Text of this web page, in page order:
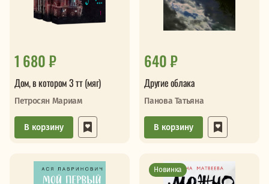
1 680 ₽
Дом, в котором 3 тт (мяг)
Петросян Мариам
В корзину
640 ₽
Другие облака
Панова Татьяна
В корзину
Новинка